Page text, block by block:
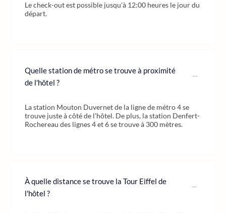
Le check-out est possible jusqu'à 12:00 heures le jour du
départ.
Quelle station de métro se trouve à proximité
de l'hôtel ?
La station Mouton Duvernet de la ligne de métro 4 se
trouve juste à côté de l'hôtel. De plus, la station Denfert-
Rochereau des lignes 4 et 6 se trouve à 300 mètres.
À quelle distance se trouve la Tour Eiffel de
l'hôtel ?